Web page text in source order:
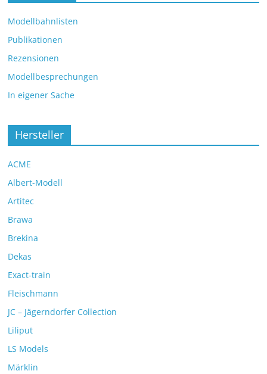
Modellbahnlisten
Publikationen
Rezensionen
Modellbesprechungen
In eigener Sache
Hersteller
ACME
Albert-Modell
Artitec
Brawa
Brekina
Dekas
Exact-train
Fleischmann
JC – Jägerndorfer Collection
Liliput
LS Models
Märklin